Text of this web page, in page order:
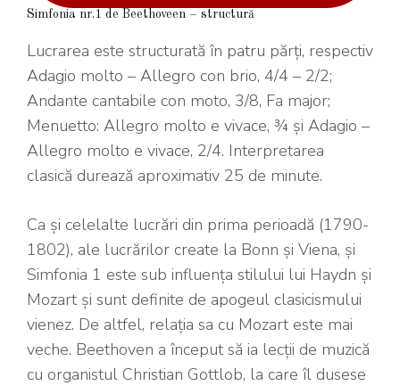
Simfonia nr.1 de Beethoveen – structură
Lucrarea este structurată în patru părți, respectiv
Adagio molto – Allegro con brio, 4/4 – 2/2;
Andante cantabile con moto, 3/8, Fa major;
Menuetto: Allegro molto e vivace, ¾ și Adagio –
Allegro molto e vivace, 2/4. Interpretarea
clasică durează aproximativ 25 de minute.
Ca și celelalte lucrări din prima perioadă (1790-
1802), ale lucrărilor create la Bonn și Viena, și
Simfonia 1 este sub influența stilului lui Haydn și
Mozart și sunt definite de apogeul clasicismului
vienez. De altfel, relația sa cu Mozart este mai
veche. Beethoven a început să ia lecții de muzică
cu organistul Christian Gottlob, la care îl dusese